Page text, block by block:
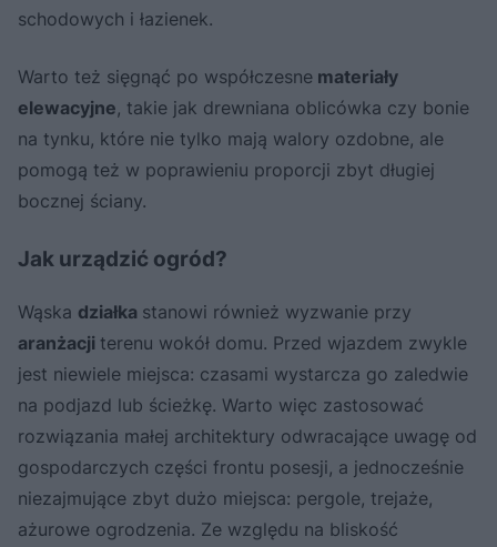
schodowych i łazienek.
Warto też sięgnąć po współczesne materiały
elewacyjne, takie jak drewniana oblicówka czy bonie
na tynku, które nie tylko mają walory ozdobne, ale
pomogą też w poprawieniu proporcji zbyt długiej
bocznej ściany.
Jak urządzić ogród?
Wąska działka stanowi również wyzwanie przy
aranżacji terenu wokół domu. Przed wjazdem zwykle
jest niewiele miejsca: czasami wystarcza go zaledwie
na podjazd lub ścieżkę. Warto więc zastosować
rozwiązania małej architektury odwracające uwagę od
gospodarczych części frontu posesji, a jednocześnie
niezajmujące zbyt dużo miejsca: pergole, trejaże,
ażurowe ogrodzenia. Ze względu na bliskość